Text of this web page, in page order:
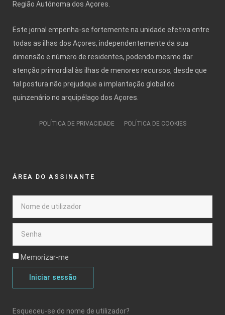
Região Autónoma dos Açores.
Este jornal empenha-se fortemente na unidade efetiva entre
todas as ilhas dos Açores, independentemente da sua
dimensão e número de residentes, podendo mesmo dar
atenção primordial às ilhas de menores recursos, desde que
tal postura não prejudique a implantação global do
quinzenário no arquipélago dos Açores.
POLÍTICA DE PRIVACIDADE POLÍTICA DE COOKIES
ÁREA DO ASSINANTE
Memorizar-me
Iniciar sessão
Esqueceu-se do nome de utilizador?